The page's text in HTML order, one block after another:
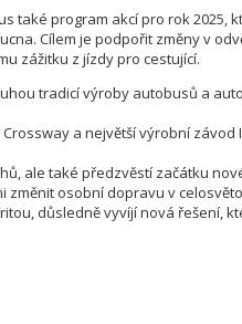
také program akcí pro rok 2025,
Cílem je podpořit změny v
zážitku z jízdy pro cestující.
tradicí výroby autobusů a
a největší výrobní závod
ale také předzvěstí začátku
osobní dopravu v
důsledně vyvíjí nová řešení,